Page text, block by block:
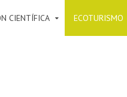
CIENTÍFICA ECOTURISMO